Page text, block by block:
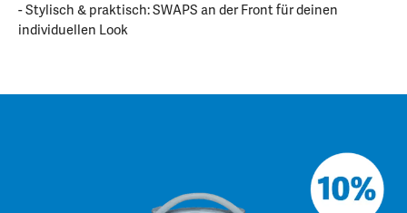
- Stylisch & praktisch: SWAPS an der Front für deinen
individuellen Look